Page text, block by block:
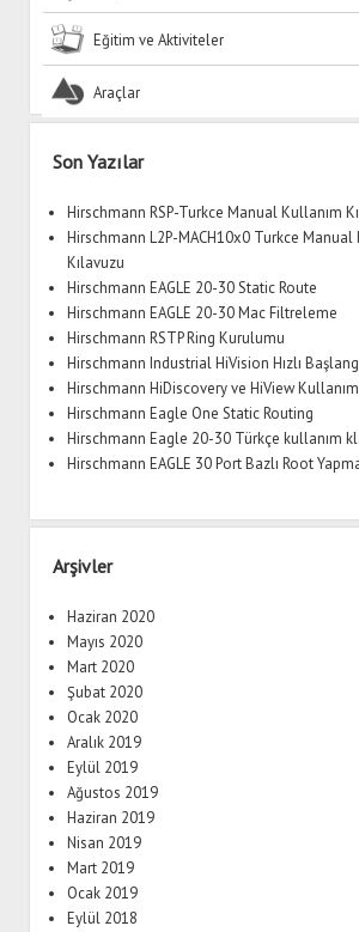
Eğitim ve Aktiviteler
Araçlar
Son Yazılar
Hirschmann RSP-Turkce Manual Kullanım
Hirschmann L2P-MACH10x0 Turkce Manual
Kılavuzu
Hirschmann EAGLE 20-30 Static Route
Hirschmann EAGLE 20-30 Mac Filtreleme
Hirschmann RSTP Ring Kurulumu
Hirschmann Industrial HiVision Hızlı
Hirschmann HiDiscovery ve HiView
Hirschmann Eagle One Static Routing
Hirschmann Eagle 20-30 Türkçe kullanım
Hirschmann EAGLE 30 Port Bazlı Root
Arşivler
Haziran 2020
Mayıs 2020
Mart 2020
Şubat 2020
Ocak 2020
Aralık 2019
Eylül 2019
Ağustos 2019
Haziran 2019
Nisan 2019
Mart 2019
Ocak 2019
Eylül 2018